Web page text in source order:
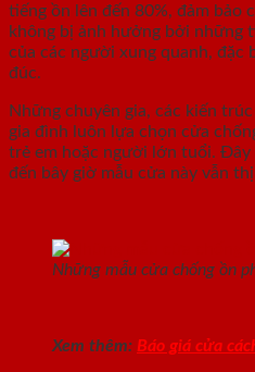
tiếng ồn lên đến 80%, đảm bảo
không bị ảnh hưởng bởi những
của các người xung quanh, đặc
đúc.
Những chuyên gia, các kiến
gia đình luôn lựa chọn cửa
trẻ em hoặc người lớn tuổi. Đây
đến bây giờ mẫu cửa này vẫn
Những mẫu cửa chống ồn
Xem thêm: Báo giá cửa